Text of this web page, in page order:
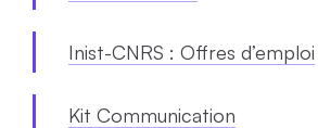
Inist-CNRS : Offres d’emploi
Kit Communication